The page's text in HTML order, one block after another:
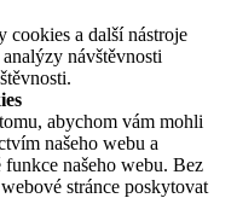
a další nástroje
návštěvnosti
abychom vám mohli
našeho webu a
našeho webu. Bez
stránce poskytovat